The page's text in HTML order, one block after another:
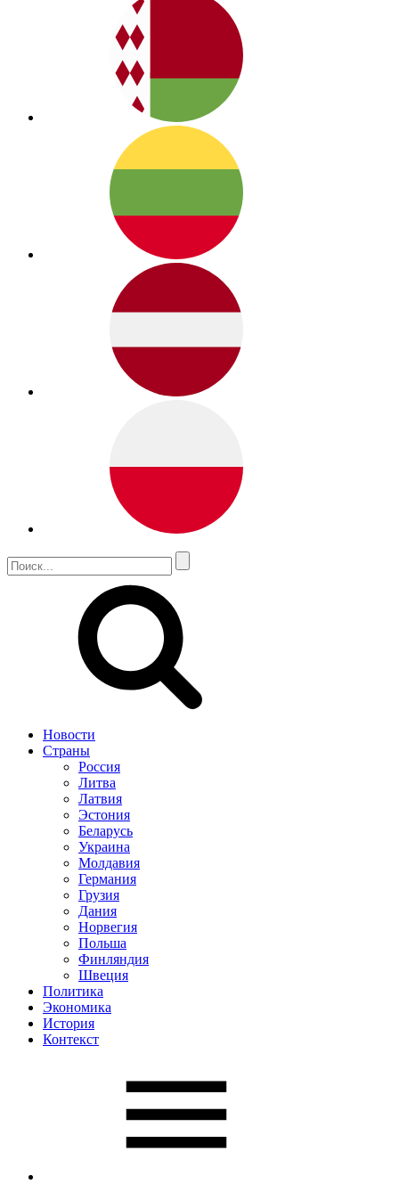
Новости
Страны
Россия
Литва
Латвия
Эстония
Беларусь
Украина
Молдавия
Германия
Грузия
Дания
Норвегия
Польша
Финляндия
Швеция
Политика
Экономика
История
Контекст